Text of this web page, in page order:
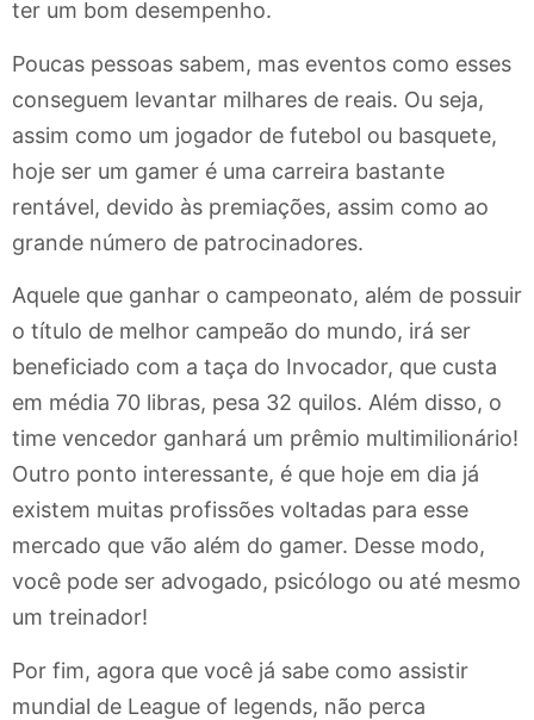
ter um bom desempenho.
Poucas pessoas sabem, mas eventos como esses
conseguem levantar milhares de reais. Ou seja,
assim como um jogador de futebol ou basquete,
hoje ser um gamer é uma carreira bastante
rentável, devido às premiações, assim como ao
grande número de patrocinadores.
Aquele que ganhar o campeonato, além de possuir
o título de melhor campeão do mundo, irá ser
beneficiado com a taça do Invocador, que custa
em média 70 libras, pesa 32 quilos. Além disso, o
time vencedor ganhará um prêmio multimilionário!
Outro ponto interessante, é que hoje em dia já
existem muitas profissões voltadas para esse
mercado que vão além do gamer. Desse modo,
você pode ser advogado, psicólogo ou até mesmo
um treinador!
Por fim, agora que você já sabe como assistir
mundial de League of legends, não perca